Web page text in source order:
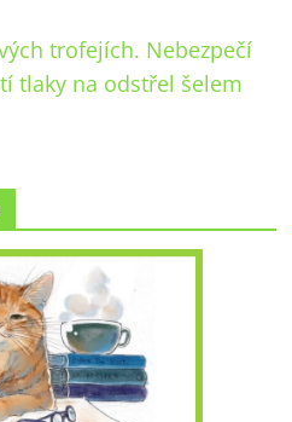
trofejích. Nebezpečí
tlaky na odstřel šelem